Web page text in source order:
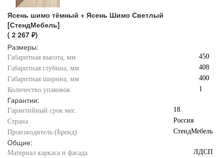
Ясень шимо тёмный + Ясень Шимо Светлый
[СтендМебель]
( 2 267 ₽)
Размеры:
Габаритная высота, мм
450
Габаритная глубина, мм
408
Габаритная ширина, мм
400
Количество упаковок
1
Гарантии:
Гарантийный срок мес.
18
Страна
Россия
Производитель (Бренд)
СтендМебель
Общие:
Материал каркаса и фасада
ЛДСП